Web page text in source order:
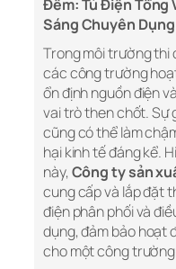
Đêm: Tủ Điện Tổng
Sáng Chuyên Dụng
Trong môi trường thi
các công trường
ổn định nguồn điện
vai trò then chốt. Sự
cũng có thể làm
hại kinh tế đáng kể.
này, Công ty sản
cung cấp và lắp đặt
điện phân phối và
dụng, đảm bảo hoạt
cho một công